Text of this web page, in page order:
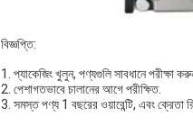
বিজ্ঞপ্তি:
1. প্যাকেজিং খুলুন, পণ্যগুলি সাবধানে
2. পেশাগতভাবে চালানের আগে পরীক্ষিত.
3. সমস্ত পণ্য 1 বছরের ওয়ারেন্টি, এবং ক্রেতা